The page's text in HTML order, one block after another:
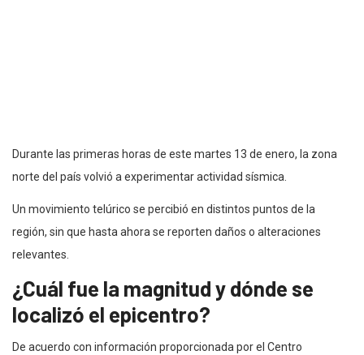
Durante las primeras horas de este martes 13 de enero, la zona
norte del país volvió a experimentar actividad sísmica.
Un movimiento telúrico se percibió en distintos puntos de la
región, sin que hasta ahora se reporten daños o alteraciones
relevantes.
¿Cuál fue la magnitud y dónde se
localizó el epicentro?
De acuerdo con información proporcionada por el Centro